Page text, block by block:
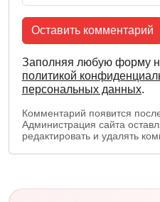
Оставить комментарий
Заполняя любую форму
политикой
персональных данных.
Комментарий появится
Администрация сайта
редактировать и удалять